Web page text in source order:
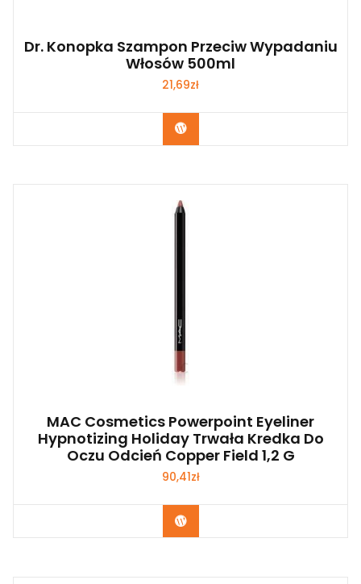
Dr. Konopka Szampon Przeciw Wypadaniu
Włosów 500ml
21,69zł
Zobacz
MAC Cosmetics Powerpoint Eyeliner
Hypnotizing Holiday Trwała Kredka Do
Oczu Odcień Copper Field 1,2 G
90,41zł
Zobacz